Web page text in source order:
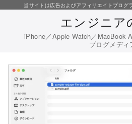
当サイトは広告およびアフィリエイトプログ
エンジニア
iPhone／Apple Watch／MacBook
ブログメディ